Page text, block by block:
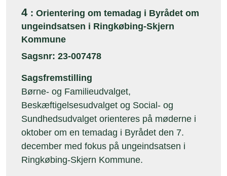
4 : Orientering om temadag i Byrådet om
ungeindsatsen i Ringkøbing-Skjern
Kommune
Sagsnr: 23-007478
Sagsfremstilling
Børne- og Familieudvalget,
Beskæftigelsesudvalget og Social- og
Sundhedsudvalget orienteres på møderne i
oktober om en temadag i Byrådet den 7.
december med fokus på ungeindsatsen i
Ringkøbing-Skjern Kommune.